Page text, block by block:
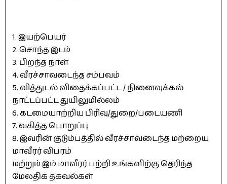
1. இயற்பெயர்
2. சொந்த இடம்
3. பிறந்த நாள்
4. வீரச்சாவடைந்த சம்பவம்
5. வித்துடல் விதைக்கப்பட்ட / நினைவுக்கல்
நாட்டப்பட்ட துயிலுமில்லம்
6. கடமையாற்றிய பிரிவு/துறை/படையணி
7. வகித்த பொறுப்பு
8. இவரின் குடும்பத்தில் வீரச்சாவடைந்த மற்றைய
மாவீரர் விபரம்
மற்றும் இம் மாவீரர் பற்றி உங்களிற்கு தெரிந்த
மேலதிக தகவல்கள்